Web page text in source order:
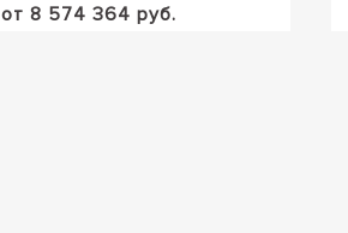
от 8 574 364 руб.